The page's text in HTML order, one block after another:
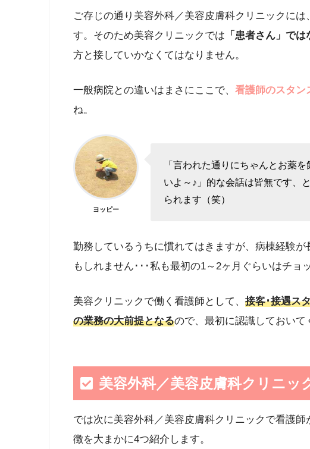
ご存じの通り美容外科／美容皮膚科クリニックに
す。そのため美容クリニックでは 「患者さん」では
方と接していかなくてはなりません。
一般病院との違いはまさにここで、 看護師のスタン
ね。
ヨッピー
「言われた通りにちゃんとお薬
いよ～♪」的な会話は皆無です、
られます（笑）
勤務しているうちに慣れてはきますが、病棟経験
もしれません･･･私も最初の1～2ヶ月ぐらいはチョ
美容クリニックで働く看護師として、 接客･接遇ス
の業務の大前提となるので、最初に認識しておいて
美容外科／美容皮膚科クリニッ
では次に美容外科／美容皮膚科クリニックで看護
徴を大まかに4つ紹介します。